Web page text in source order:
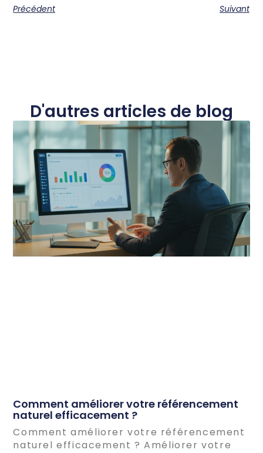
Précédent Suivant
D'autres articles de blog
Comment améliorer votre référencement
naturel efficacement ?
Comment améliorer votre référencement
naturel efficacement ? Améliorer votre